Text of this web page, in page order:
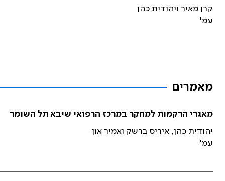
קרן מאיר ויהודית כהן
עמ'
מאמרים
מאגרי הרקמות למחקר במרכז הרפואי שיבא תל השומר
יהודית כהן, איריס ברשק ואמיר און
עמ'